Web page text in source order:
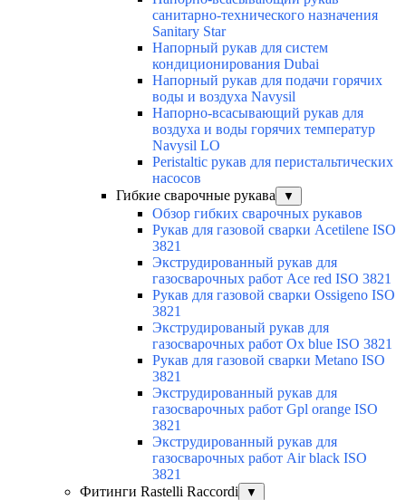
санитарно-технического назначения
Sanitary Star
Напорный рукав для систем
кондиционирования Dubai
Напорный рукав для подачи горячих
воды и воздуха Navysil
Напорно-всасывающий рукав для
воздуха и воды горячих температур
Navysil LO
Peristaltic рукав для перистальтических
насосов
Гибкие сварочные рукава
▼
Обзор гибких сварочных рукавов
Рукав для газовой сварки Acetilene ISO
3821
Экструдированный рукав для
газосварочных работ Ace red ISO 3821
Рукав для газовой сварки Ossigeno ISO
3821
Экструдированый рукав для
газосварочных работ Ox blue ISO 3821
Рукав для газовой сварки Metano ISO
3821
Экструдированный рукав для
газосварочных работ Gpl orange ISO
3821
Экструдированный рукав для
газосварочных работ Air black ISO
3821
Фитинги Rastelli Raccordi
▼